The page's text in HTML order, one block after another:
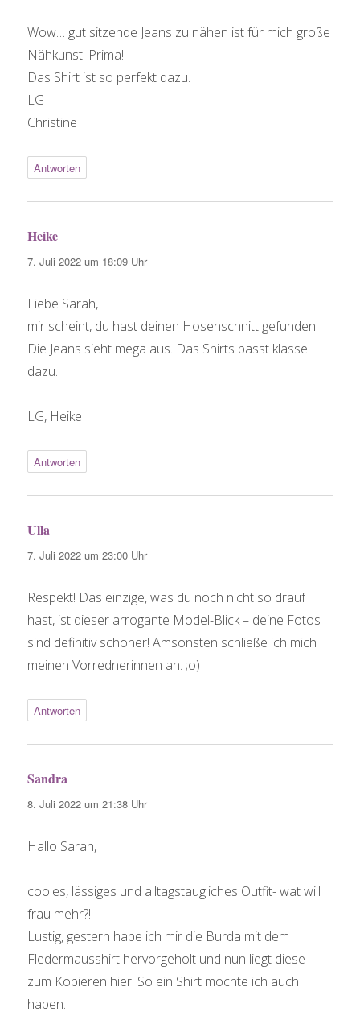
Wow… gut sitzende Jeans zu nähen ist für mich große
Nähkunst. Prima!
Das Shirt ist so perfekt dazu.
LG
Christine
Antworten
Heike
7. Juli 2022 um 18:09 Uhr
Liebe Sarah,
mir scheint, du hast deinen Hosenschnitt gefunden.
Die Jeans sieht mega aus. Das Shirts passt klasse
dazu.
LG, Heike
Antworten
Ulla
7. Juli 2022 um 23:00 Uhr
Respekt! Das einzige, was du noch nicht so drauf
hast, ist dieser arrogante Model-Blick – deine Fotos
sind definitiv schöner! Amsonsten schließe ich mich
meinen Vorrednerinnen an. ;o)
Antworten
Sandra
8. Juli 2022 um 21:38 Uhr
Hallo Sarah,
cooles, lässiges und alltagstaugliches Outfit- wat will
frau mehr?!
Lustig, gestern habe ich mir die Burda mit dem
Fledermausshirt hervorgeholt und nun liegt diese
zum Kopieren hier. So ein Shirt möchte ich auch
haben.